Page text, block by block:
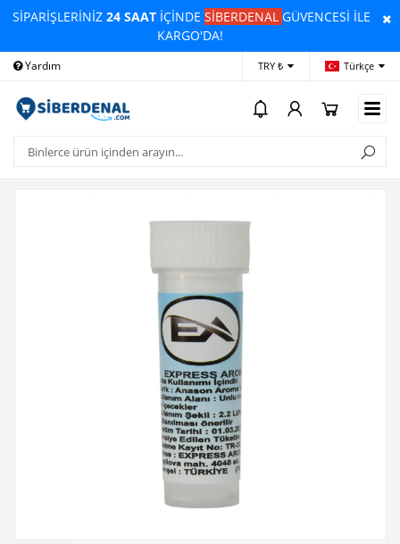
SİPARİŞLERİNİZ24 SAAT İÇİNDESİBERDENALGÜVENCESİ İLE
KARGO'DA!
Yardım Ödeme Bildirimi
TRY ₺ Türkçe